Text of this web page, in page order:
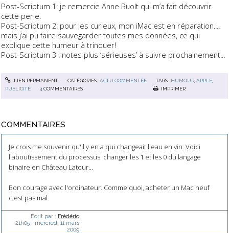
Post-Scriptum 1: je remercie Anne Ruolt qui m’a fait découvrir
cette perle.
Post-Scriptum 2: pour les curieux, mon iMac est en réparation....
mais j’ai pu faire sauvegarder toutes mes données, ce qui
explique cette humeur à trinquer!
Post-Scriptum 3 : notes plus ‘sérieuses’ à suivre prochainement...
LIEN PERMANENT CATÉGORIES :ACTU COMMENTÉE TAGS : HUMOUR ,APPLE
PUBLICITÉ
4 COMMENTAIRES IMPRIMER
COMMENTAIRES
Je crois me souvenir qu'il y en a qui changeait l'eau en vin. Voici
l'aboutissement du processus: changer les 1 et les 0 du langage
binaire en Château Latour...
Bon courage avec l'ordinateur. Comme quoi, acheter un Mac neuf
c'est pas mal.
Écrit par : Frédéric
21h05- mercredi 11 mars
2009